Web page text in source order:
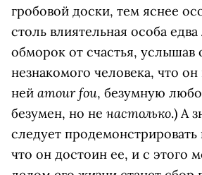
гробовой доски, тем яснее
столь влиятельная особа
обморок от счастья, услышав
незнакомого человека, что
ней amour fou, безумную
безумен, но не настолько.) А
следует
что он достоин ее, и с этого